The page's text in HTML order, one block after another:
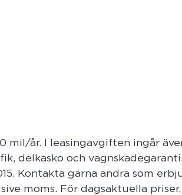
mil/år. I leasingavgiften ingår
delkasko och vagnskadegaranti.
Kontakta gärna andra som
moms. För dagsaktuella priser,